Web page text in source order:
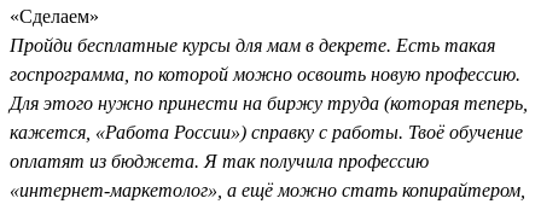
«Сделаем»
Пройди бесплатные курсы для мам в декрете. Есть такая
госпрограмма, по которой можно освоить новую профессию.
Для этого нужно принести на биржу труда (которая теперь,
кажется, «Работа России») справку с работы. Твоё обучение
оплатят из бюджета. Я так получила профессию
«интернет-маркетолог», а ещё можно стать копирайтером,